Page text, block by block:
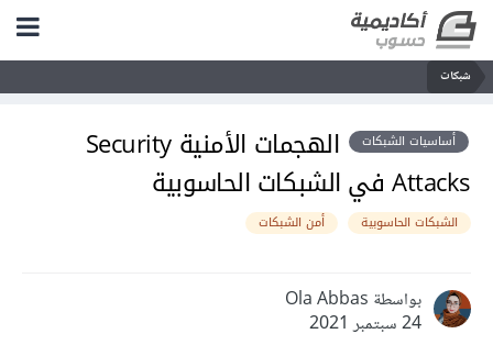
شبكات
أساسيات الشبكات
الهجمات الأمنية Security
Attacks في الشبكات الحاسوبية
الشبكات الحاسوبية أمن الشبكات
بواسطة Ola Abbas
24 سبتمبر 2021